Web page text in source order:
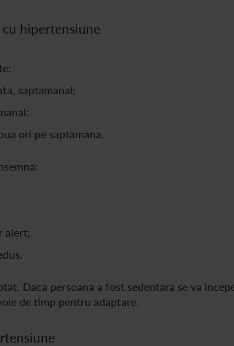
hipertensiune
saptamanal;
ori pe saptamana.
alert;
Daca persoana a fost sedentara se va
de timp pentru adaptare.